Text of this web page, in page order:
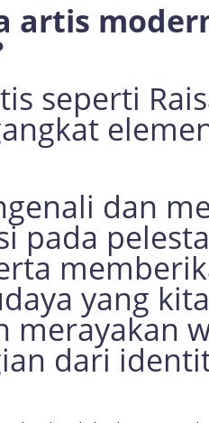
artis
seperti
dan
pada
yang
merayakan
dari